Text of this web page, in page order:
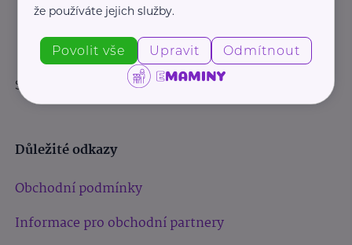
Sledujte nás:
Důležité odkazy
Obchodní podmínky
Informace pro obchodní partnery
že používáte jejich služby.
Povolit vše Upravit Odmítnout